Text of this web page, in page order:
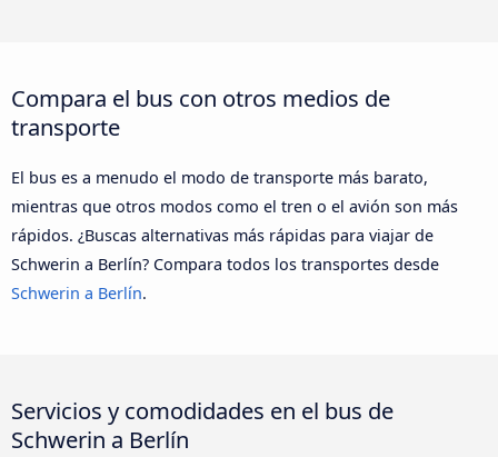
Compara el bus con otros medios de
transporte
El bus es a menudo el modo de transporte más barato,
mientras que otros modos como el tren o el avión son más
rápidos. ¿Buscas alternativas más rápidas para viajar de
Schwerin a Berlín? Compara todos los transportes desde
Schwerin a Berlín.
Servicios y comodidades en el bus de
Schwerin a Berlín